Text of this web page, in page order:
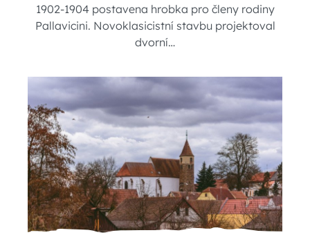
1902-1904 postavena hrobka pro členy rodiny
Pallavicini. Novoklasicistní stavbu projektoval
dvorní…